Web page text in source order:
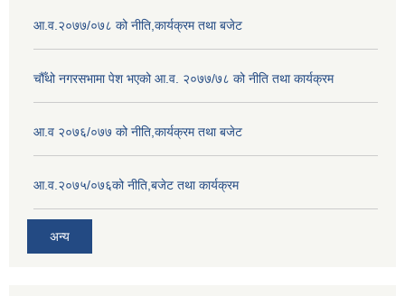
आ.व.२०७७/०७८ को नीति,कार्यक्रम तथा बजेट
चौँथो नगरसभामा पेश भएको आ.व. २०७७/७८ को नीति तथा कार्यक्रम
आ.व २०७६/०७७ को नीति,कार्यक्रम तथा बजेट
आ.व.२०७५/०७६को नीति,बजेट तथा कार्यक्रम
अन्य